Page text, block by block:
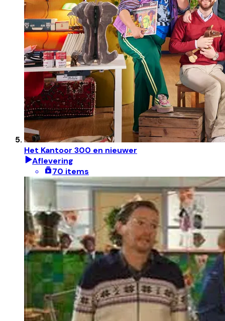
Het Kantoor 300 en nieuwer
Aflevering
70 items